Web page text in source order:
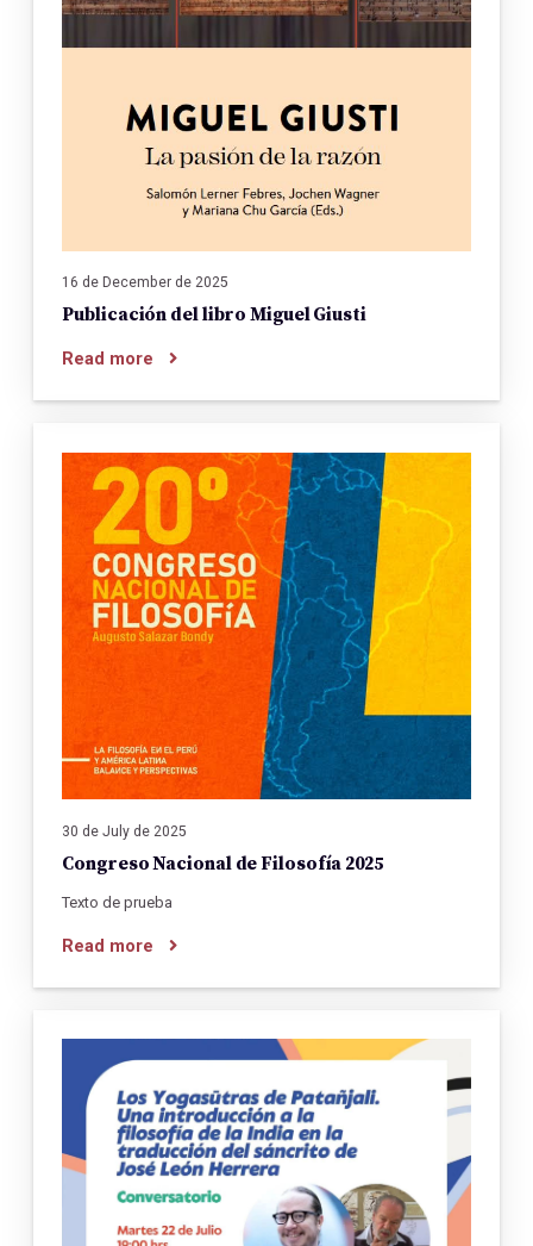
16 de December de 2025
Publicación del libro Miguel Giusti
Read more
30 de July de 2025
Congreso Nacional de Filosofía 2025
Texto de prueba
Read more